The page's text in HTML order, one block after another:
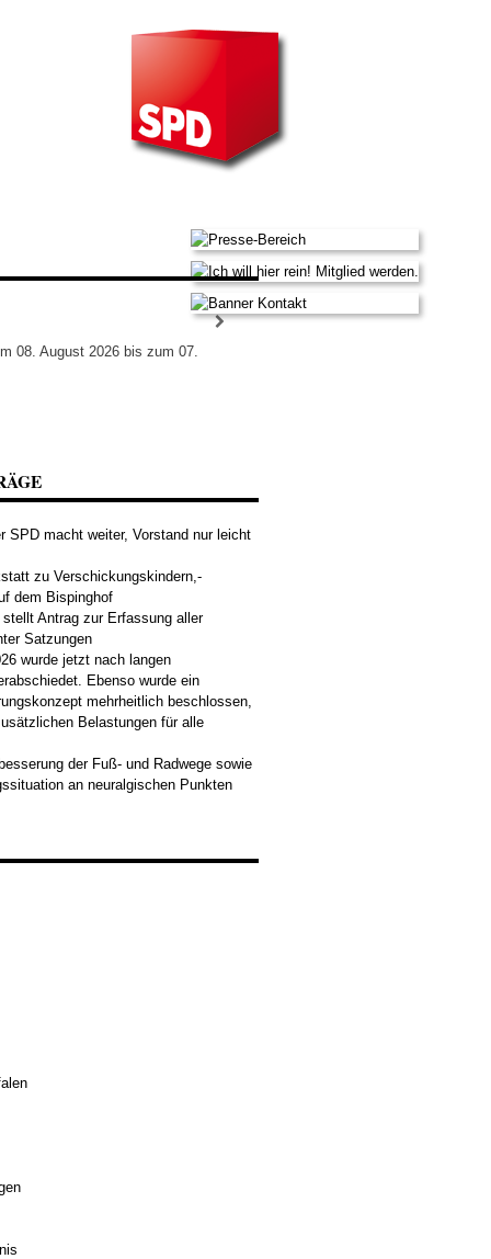
08. August 2026 bis zum 07.
SPD macht weiter, Vorstand nur leicht
zu Verschickungskindern,-
dem Bispinghof
Antrag zur Erfassung aller
Satzungen
wurde jetzt nach langen
Ebenso wurde ein
mehrheitlich beschlossen,
Belastungen für alle
der Fuß- und Radwege sowie
an neuralgischen Punkten